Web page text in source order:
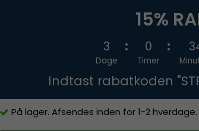
15%
3
Dage
0
Timer
Indtast rabatkoden
På lager. Afsendes inden for 1-2 hverdage.